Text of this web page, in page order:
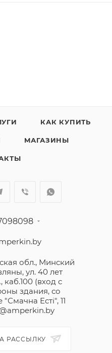
КАК КУПИТЬ
МАГАЗИНЫ
обл., Минский
ул. 40 лет
(вход с
здания, со
Естi", 11
РАССЫЛКУ